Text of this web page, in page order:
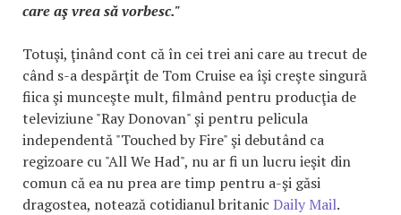
care aş vrea să vorbesc."
Totuşi, ţinând cont că în cei trei ani care au trecut de
când s-a despărţit de Tom Cruise ea îşi creşte singură
fiica şi munceşte mult, filmând pentru producţia de
televiziune "Ray Donovan" şi pentru pelicula
independentă "Touched by Fire" şi debutând ca
regizoare cu "All We Had", nu ar fi un lucru ieşit din
comun că ea nu prea are timp pentru a-şi găsi
dragostea, notează cotidianul britanic Daily Mail.